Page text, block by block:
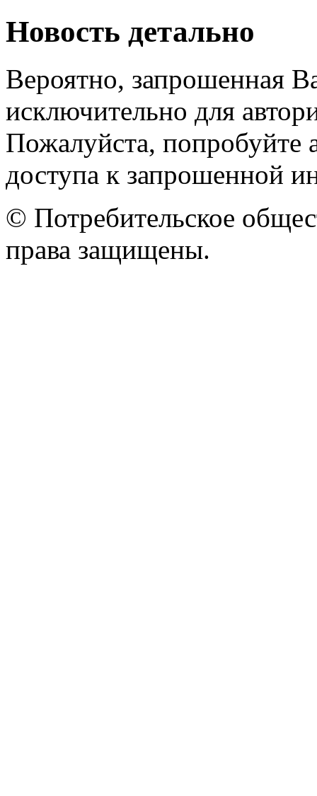
Новость детально
Вероятно, запрошенная
исключительно для
Пожалуйста, попробуйте
доступа к запрошенной
© Потребительское
права защищены.